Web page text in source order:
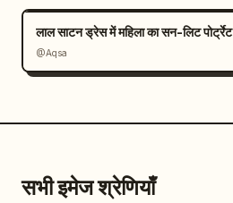
लाल साटन ड्रेस में महिला का सन-लिट पोर्ट्रेट
@Aqsa
सभी इमेज श्रेणियाँ